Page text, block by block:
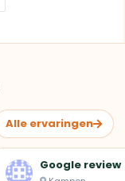
Alle ervaringen
Google review